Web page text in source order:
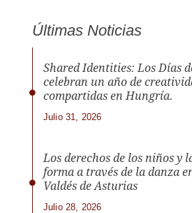
Últimas Noticias
Shared Identities: Los Días
celebran un año de
compartidas en Hungría.
Julio 31, 2026
Los derechos de los niños y
forma a través de la danza
Valdés de Asturias
Julio 28, 2026